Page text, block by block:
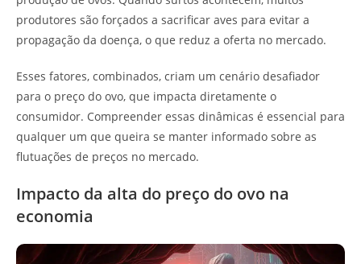
produtores são forçados a sacrificar aves para evitar a
propagação da doença, o que reduz a oferta no mercado.
Esses fatores, combinados, criam um cenário desafiador
para o preço do ovo, que impacta diretamente o
consumidor. Compreender essas dinâmicas é essencial para
qualquer um que queira se manter informado sobre as
flutuações de preços no mercado.
Impacto da alta do preço do ovo na
economia